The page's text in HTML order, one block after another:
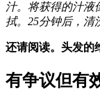
汁。将获得的汁液
拭。25分钟后，清
还请阅读。头发的
有争议但有